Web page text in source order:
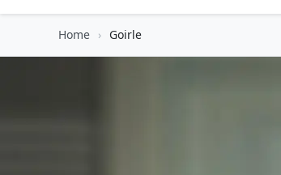
Home › Goirle